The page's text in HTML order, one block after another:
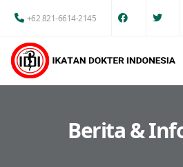
+62 821-6614-2145
Berita &